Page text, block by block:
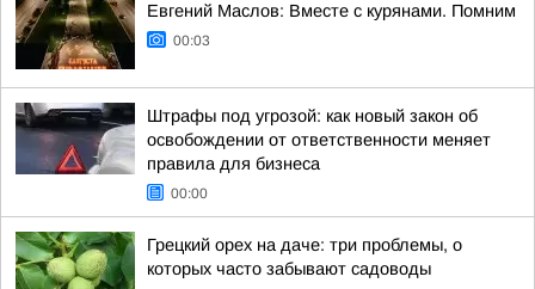
Евгений Маслов: Вместе с курянами. Помним
00:03
Штрафы под угрозой: как новый закон об
освобождении от ответственности меняет
правила для бизнеса
00:00
Грецкий орех на даче: три проблемы, о
которых часто забывают садоводы